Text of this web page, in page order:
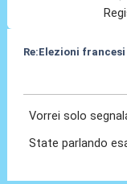
Re:Elezioni francesi
Vorrei solo
State parlando